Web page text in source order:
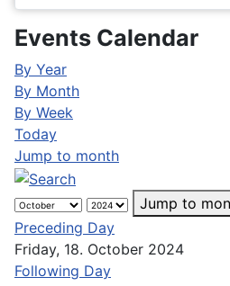
Events Calendar
By Year
By Month
By Week
Today
Jump to month
Jump to
Preceding Day
Friday, 18. October 2024
Following Day